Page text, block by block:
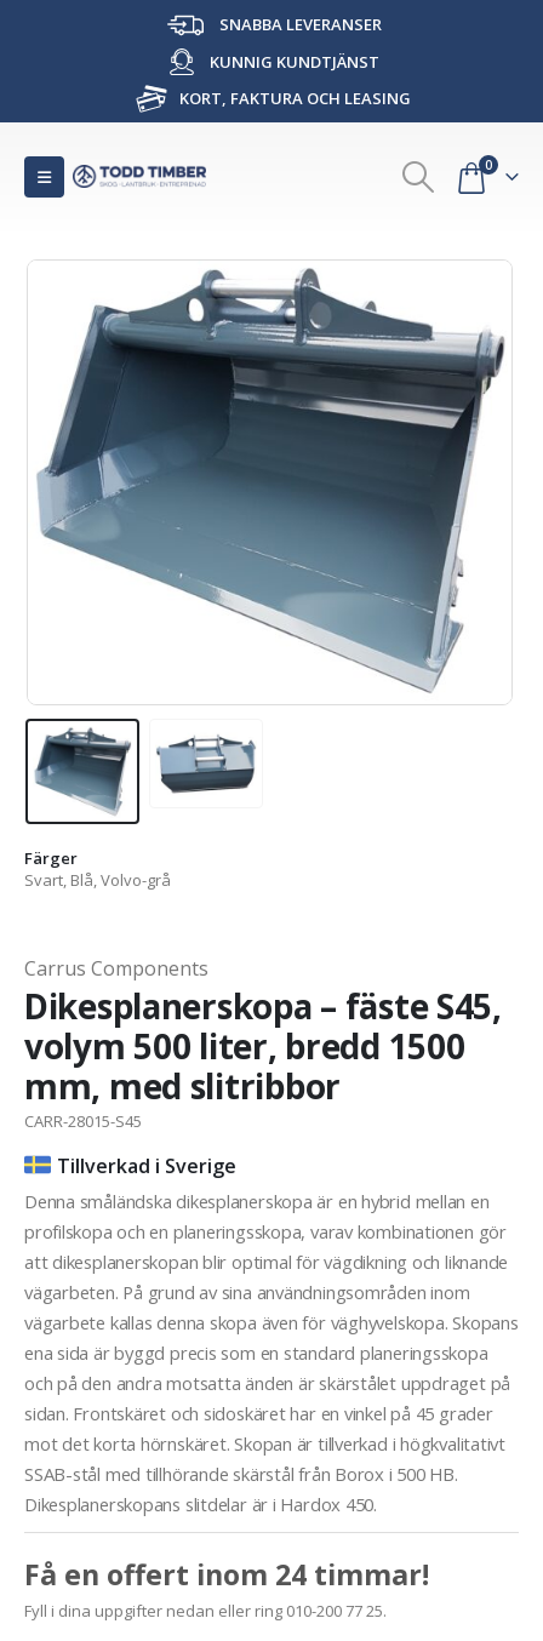
SNABBA LEVERANSER
KUNNIG KUNDTJÄNST
KORT, FAKTURA OCH LEASING
0
Färger
Svart, Blå, Volvo-grå
Carrus Components
Dikesplanerskopa – fäste S45,
volym 500 liter, bredd 1500
mm, med slitribbor
CARR-28015-S45
Tillverkad i Sverige
Denna småländska dikesplanerskopa är en hybrid mellan en
profilskopa och en planeringsskopa, varav kombinationen gör
att dikesplanerskopan blir optimal för vägdikning och liknande
vägarbeten. På grund av sina användningsområden inom
vägarbete kallas denna skopa även för väghyvelskopa. Skopans
ena sida är byggd precis som en standard planeringsskopa
och på den andra motsatta änden är skärstålet uppdraget på
sidan. Frontskäret och sidoskäret har en vinkel på 45 grader
mot det korta hörnskäret. Skopan är tillverkad i högkvalitativt
SSAB-stål med tillhörande skärstål från Borox i 500 HB.
Dikesplanerskopans slitdelar är i Hardox 450.
Få en offert inom 24 timmar!
Fyll i dina uppgifter nedan eller ring 010-200 77 25.